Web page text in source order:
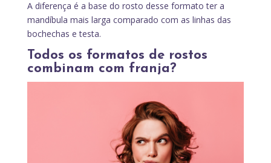
A diferença é a base do rosto desse formato ter a
mandíbula mais larga comparado com as linhas das
bochechas e testa.
Todos os formatos de rostos
combinam com franja?